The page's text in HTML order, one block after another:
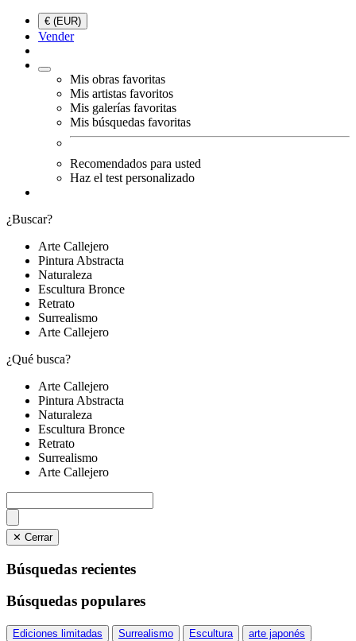
€ (EUR)
Vender
Mis obras favoritas
Mis artistas favoritos
Mis galerías favoritas
Mis búsquedas favoritas
Recomendados para usted
Haz el test personalizado
¿Buscar?
Arte Callejero
Pintura Abstracta
Naturaleza
Escultura Bronce
Retrato
Surrealismo
Arte Callejero
¿Qué busca?
Arte Callejero
Pintura Abstracta
Naturaleza
Escultura Bronce
Retrato
Surrealismo
Arte Callejero
✕ Cerrar
Búsquedas recientes
Búsquedas populares
Ediciones limitadas Surrealismo Escultura
arte japonés